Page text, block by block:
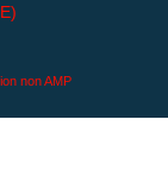
non AMP